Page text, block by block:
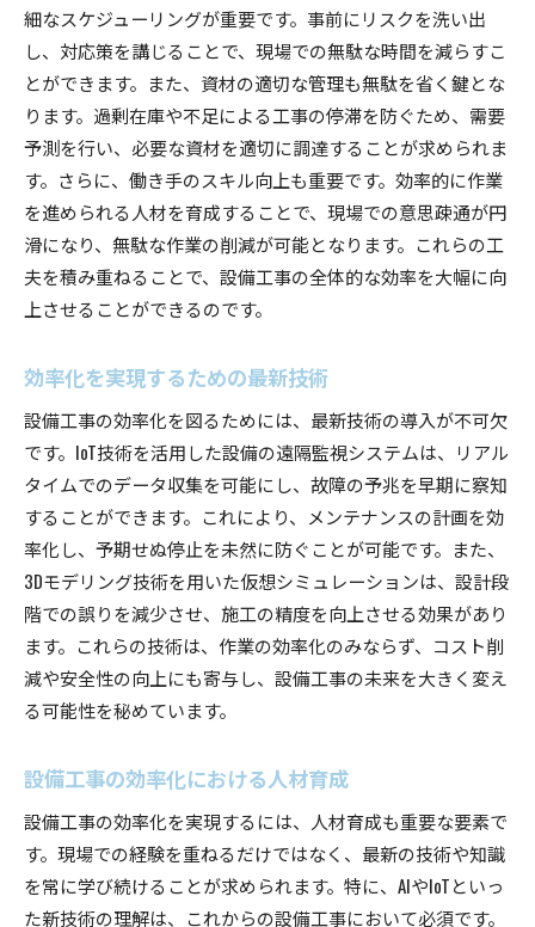
細なスケジューリングが重要です。事前にリスクを洗い出
し、対応策を講じることで、現場での無駄な時間を減らすこ
とができます。また、資材の適切な管理も無駄を省く鍵とな
ります。過剰在庫や不足による工事の停滞を防ぐため、需要
予測を行い、必要な資材を適切に調達することが求められま
す。さらに、働き手のスキル向上も重要です。効率的に作業
を進められる人材を育成することで、現場での意思疎通が円
滑になり、無駄な作業の削減が可能となります。これらの工
夫を積み重ねることで、設備工事の全体的な効率を大幅に向
上させることができるのです。
効率化を実現するための最新技術
設備工事の効率化を図るためには、最新技術の導入が不可欠
です。IoT技術を活用した設備の遠隔監視システムは、リアル
タイムでのデータ収集を可能にし、故障の予兆を早期に察知
することができます。これにより、メンテナンスの計画を効
率化し、予期せぬ停止を未然に防ぐことが可能です。また、
3Dモデリング技術を用いた仮想シミュレーションは、設計段
階での誤りを減少させ、施工の精度を向上させる効果があり
ます。これらの技術は、作業の効率化のみならず、コスト削
減や安全性の向上にも寄与し、設備工事の未来を大きく変え
る可能性を秘めています。
設備工事の効率化における人材育成
設備工事の効率化を実現するには、人材育成も重要な要素で
す。現場での経験を重ねるだけではなく、最新の技術や知識
を常に学び続けることが求められます。特に、AIやIoTといっ
た新技術の理解は、これからの設備工事において必須です。